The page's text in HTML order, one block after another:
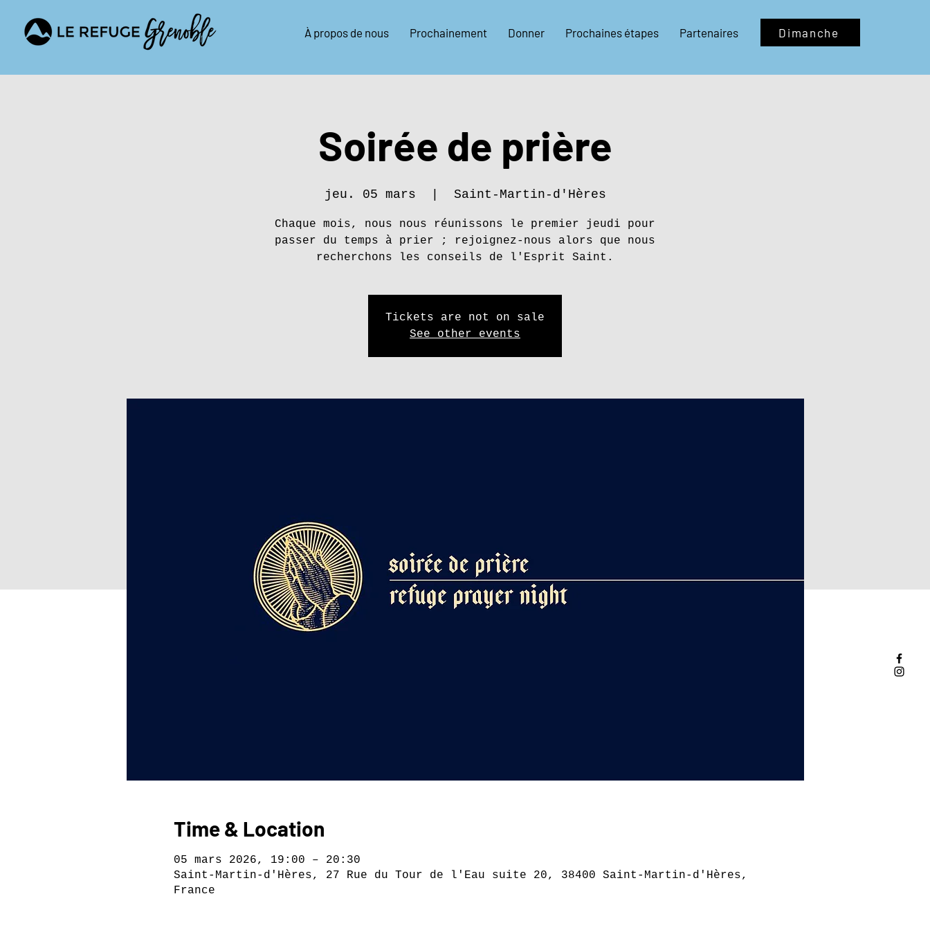
À propos de nous Prochainement Donner Prochaines étapes Partenaires Dimanche
Soirée de prière
jeu. 05 mars Saint-Martin-d'Hères
Chaque mois, nous nous réunissons le premier jeudi pour
passer du temps à prier ; rejoignez-nous alors que nous
recherchons les conseils de l'Esprit Saint.
Tickets are not on sale
See other events
Time & Location
05 mars 2026, 19:00 – 20:30
Saint-Martin-d'Hères, 27 Rue du Tour de l'Eau suite 20, 38400 Saint-Martin-d'Hères,
France